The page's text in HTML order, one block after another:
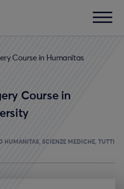
Course in Humanitas
Course in
HUMANITAS SCIENZE MEDICHE TUTTI